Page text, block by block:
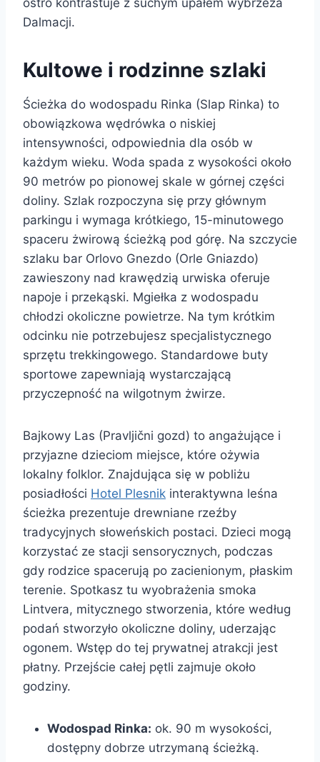
ostro kontrastuje z suchym upałem wybrzeża
Dalmacji.
Kultowe i rodzinne szlaki
Ścieżka do wodospadu Rinka (Slap Rinka) to
obowiązkowa wędrówka o niskiej
intensywności, odpowiednia dla osób w
każdym wieku. Woda spada z wysokości około
90 metrów po pionowej skale w górnej części
doliny. Szlak rozpoczyna się przy głównym
parkingu i wymaga krótkiego, 15-minutowego
spaceru żwirową ścieżką pod górę. Na szczycie
szlaku bar Orlovo Gnezdo (Orle Gniazdo)
zawieszony nad krawędzią urwiska oferuje
napoje i przekąski. Mgiełka z wodospadu
chłodzi okoliczne powietrze. Na tym krótkim
odcinku nie potrzebujesz specjalistycznego
sprzętu trekkingowego. Standardowe buty
sportowe zapewniają wystarczającą
przyczepność na wilgotnym żwirze.
Bajkowy Las (Pravljični gozd) to angażujące i
przyjazne dzieciom miejsce, które ożywia
lokalny folklor. Znajdująca się w pobliżu
posiadłości Hotel Plesnik interaktywna leśna
ścieżka prezentuje drewniane rzeźby
tradycyjnych słoweńskich postaci. Dzieci mogą
korzystać ze stacji sensorycznych, podczas
gdy rodzice spacerują po zacienionym, płaskim
terenie. Spotkasz tu wyobrażenia smoka
Lintvera, mitycznego stworzenia, które według
podań stworzyło okoliczne doliny, uderzając
ogonem. Wstęp do tej prywatnej atrakcji jest
płatny. Przejście całej pętli zajmuje około
godziny.
Wodospad Rinka: ok. 90 m wysokości,
dostępny dobrze utrzymaną ścieżką.